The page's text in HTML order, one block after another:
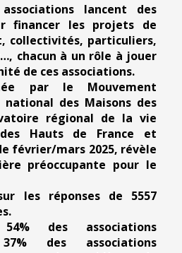
lancent des
financer les projets de
collectivités, particuliers,
chacun à un rôle à jouer
de ces associations.
par le Mouvement
des Maisons des
régional de la vie
des Hauts de France et
février/mars 2025, révèle
préoccupante pour le
les réponses de 5557
des associations
des associations